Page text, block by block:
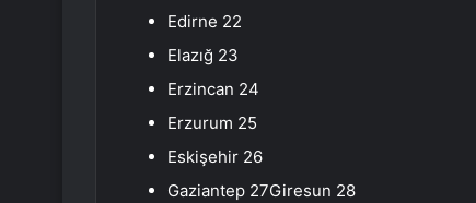
Edirne 22
Elazığ 23
Erzincan 24
Erzurum 25
Eskişehir 26
Gaziantep 27Giresun 28